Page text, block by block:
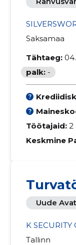
Saksamaa
Tähtaeg:
palk: -
Töötajaid: 2
Keskmine
Uude
K SECURITY
Tallinn